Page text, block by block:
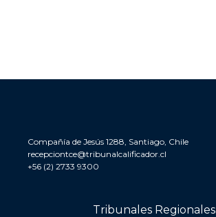
Compañía de Jesús 1288, Santiago, Chile
recepciontce@tribunalcalificador.cl
+56 (2) 2733 9300
Tribunales Regionales